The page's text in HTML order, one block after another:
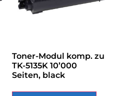
Toner-Modul komp. zu
TK-5135K 10’000
Seiten, black